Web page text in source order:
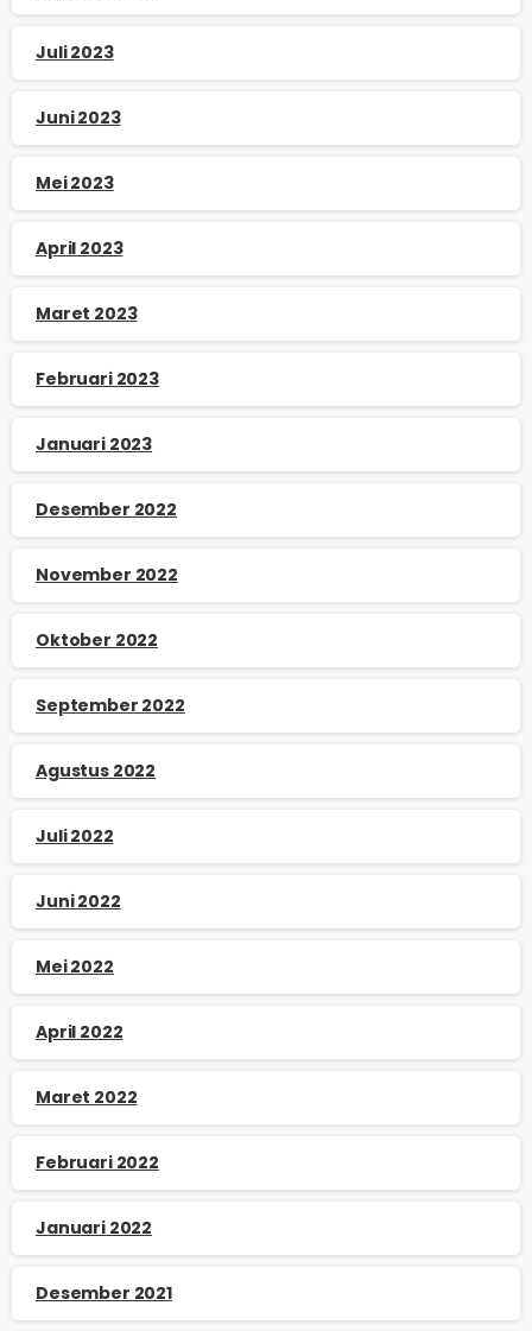
Juli 2023
Juni 2023
Mei 2023
April 2023
Maret 2023
Februari 2023
Januari 2023
Desember 2022
November 2022
Oktober 2022
September 2022
Agustus 2022
Juli 2022
Juni 2022
Mei 2022
April 2022
Maret 2022
Februari 2022
Januari 2022
Desember 2021